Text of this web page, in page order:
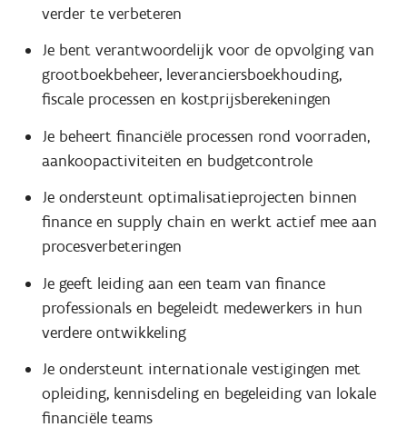
verder te verbeteren
Je bent verantwoordelijk voor de opvolging van
grootboekbeheer, leveranciersboekhouding,
fiscale processen en kostprijsberekeningen
Je beheert financiële processen rond voorraden,
aankoopactiviteiten en budgetcontrole
Je ondersteunt optimalisatieprojecten binnen
finance en supply chain en werkt actief mee aan
procesverbeteringen
Je geeft leiding aan een team van finance
professionals en begeleidt medewerkers in hun
verdere ontwikkeling
Je ondersteunt internationale vestigingen met
opleiding, kennisdeling en begeleiding van lokale
financiële teams